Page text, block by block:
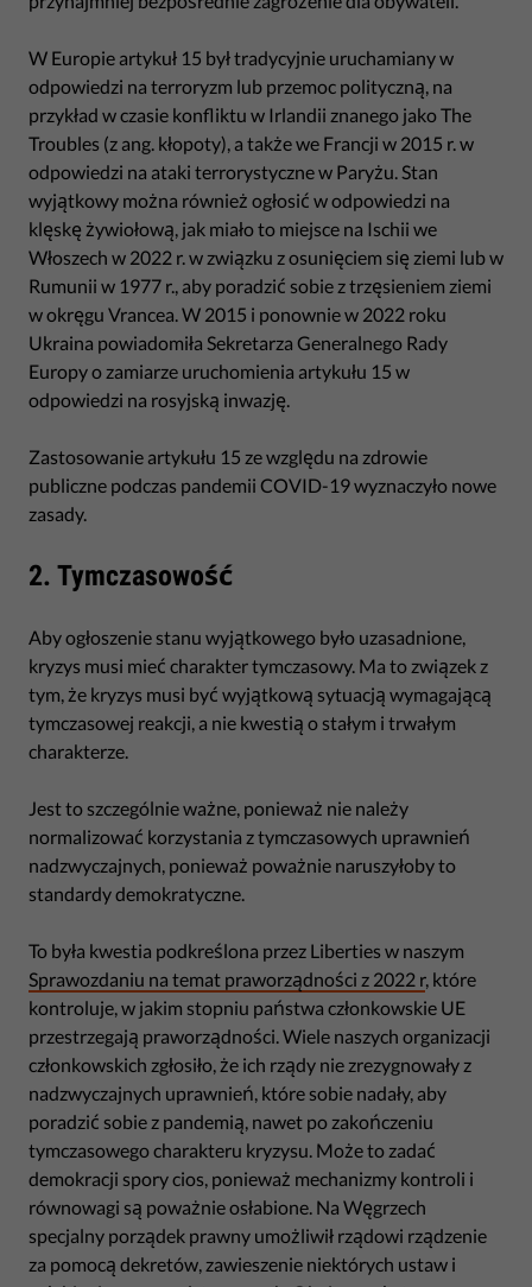
W Europie artykuł 15 był tradycyjnie uruchamiany w
odpowiedzi na terroryzm lub przemoc polityczną, na
przykład w czasie konfliktu w Irlandii znanego jako The
Troubles (z ang. kłopoty), a także we Francji w 2015 r. w
odpowiedzi na ataki terrorystyczne w Paryżu. Stan
wyjątkowy można również ogłosić w odpowiedzi na
klęskę żywiołową, jak miało to miejsce na Ischii we
Włoszech w 2022 r. w związku z osunięciem się ziemi lub w
Rumunii w 1977 r., aby poradzić sobie z trzęsieniem ziemi
w okręgu Vrancea. W 2015 i ponownie w 2022 roku
Ukraina powiadomiła Sekretarza Generalnego Rady
Europy o zamiarze uruchomienia artykułu 15 w
odpowiedzi na rosyjską inwazję.
Zastosowanie artykułu 15 ze względu na zdrowie
publiczne podczas pandemii COVID-19 wyznaczyło nowe
zasady.
2. Tymczasowość
Aby ogłoszenie stanu wyjątkowego było uzasadnione,
kryzys musi mieć charakter tymczasowy. Ma to związek z
tym, że kryzys musi być wyjątkową sytuacją wymagającą
tymczasowej reakcji, a nie kwestią o stałym i trwałym
charakterze.
Jest to szczególnie ważne, ponieważ nie należy
normalizować korzystania z tymczasowych uprawnień
nadzwyczajnych, ponieważ poważnie naruszyłoby to
standardy demokratyczne.
To była kwestia podkreślona przez Liberties w naszym
Sprawozdaniu na temat praworządności z 2022 r, które
kontroluje, w jakim stopniu państwa członkowskie UE
przestrzegają praworządności. Wiele naszych organizacji
członkowskich zgłosiło, że ich rządy nie zrezygnowały z
nadzwyczajnych uprawnień, które sobie nadały, aby
poradzić sobie z pandemią, nawet po zakończeniu
tymczasowego charakteru kryzysu. Może to zadać
demokracji spory cios, ponieważ mechanizmy kontroli i
równowagi są poważnie osłabione. Na Węgrzech
specjalny porządek prawny umożliwił rządowi rządzenie
za pomocą dekretów, zawieszenie niektórych ustaw i